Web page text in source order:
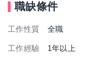
職缺條件
工作性質 全職
工作經驗 1年以上